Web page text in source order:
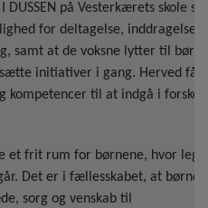
på Vesterkærets skole
for deltagelse, inddragelse
samt at de voksne lytter til
initiativer i gang. Herved får
kompetencer til at indgå i
et frit rum for børnene, hvor leg,
Det er i fællesskabet, at
sorg og venskab til